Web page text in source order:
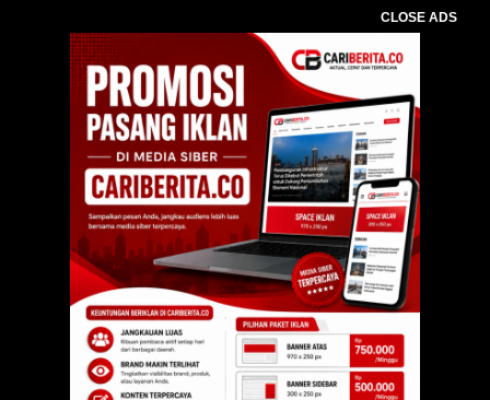
CLOSE ADS